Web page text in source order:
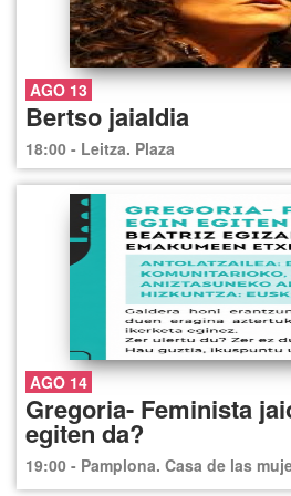
AGO 13
Bertso jaialdia
18:00 - Leitza. Plaza
AGO 14
Gregoria- Feminista
egiten da?
19:00 - Pamplona. Casa de las